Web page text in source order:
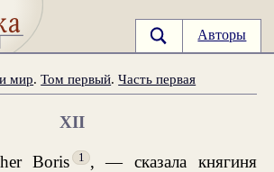
Авторы
мир.Том первый.Часть первая
XII
Boris 1 , — сказала княгиня